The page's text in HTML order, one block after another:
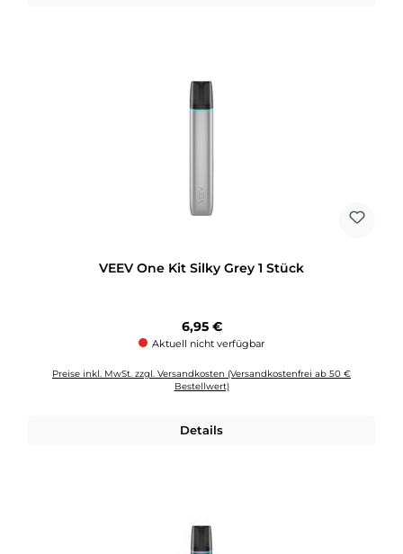
VEEV One Kit Silky Grey 1 Stück
Regulärer Preis:
6,95 €
Aktuell nicht verfügbar
Preise inkl. MwSt. zzgl. Versandkosten (Versandkostenfrei ab 50 €
Bestellwert)
Details